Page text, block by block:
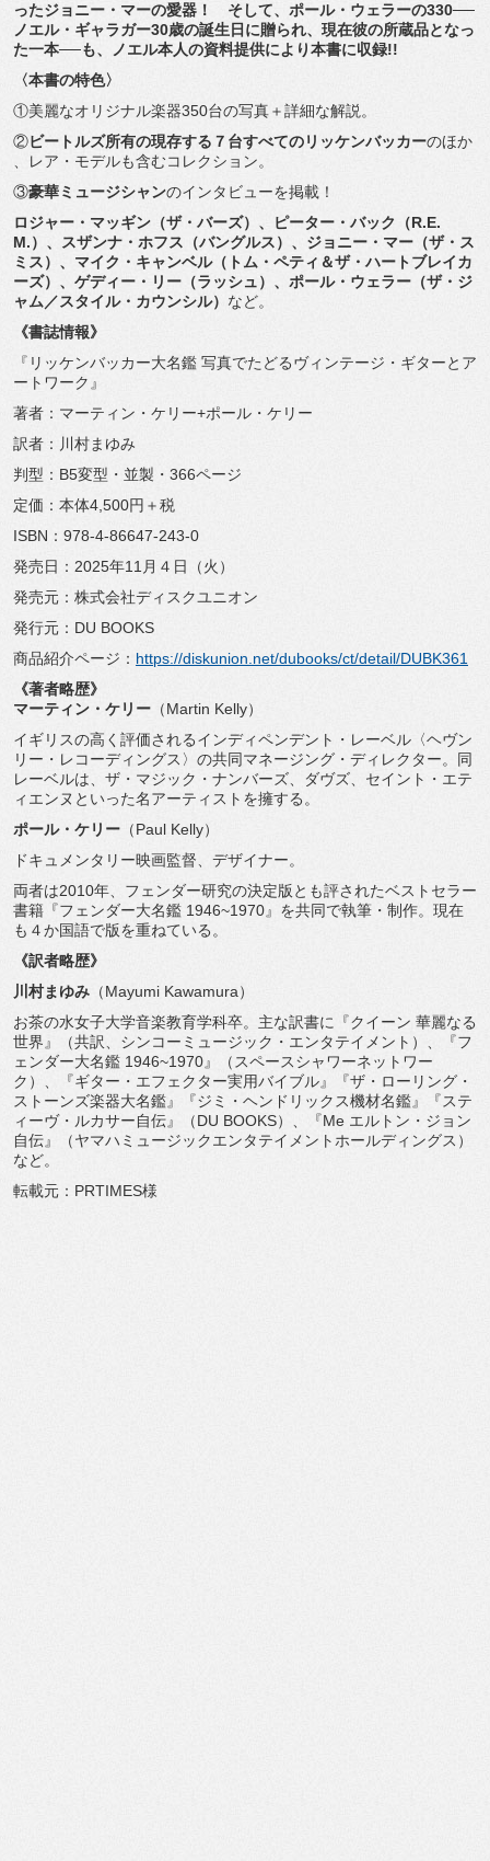
ったジョニー・マーの愛器！ そして、ポール・ウェラーの330──
ノエル・ ギャラガー30歳の誕生日に贈られ、 現在彼の所蔵品となっ
た一本──も、
ノエル本人の資料提供により本書に収録!!
〈本書の特色〉
①美麗なオリジナル楽器350台の写真＋詳細な解説。
②ビートルズ所有の現存する７台すべてのリッケンバッカーのほか
、レア・モデルも含むコレクション。
③豪華ミュージシャンのインタビューを掲載！
ロジャー・マッギン（ザ・バーズ）、ピーター・バック（R.E.
M.）、スザンナ・ホフス（バングルス）、ジョニー・マー（ザ・ ス
ミス）、マイク・キャンベル（トム・ペティ＆ザ・ハートブレイカ
ーズ）、ゲディー・リー（ラッシュ）、ポール・ ウェラー（ザ・ジ
ャム／スタイル・カウンシル） など。
《書誌情報》
『リッケンバッカー大名鑑 写真でたどるヴィンテージ・ギターとア
ートワーク』
著者：マーティン・ケリー+ポール・ケリー
訳者：川村まゆみ
判型：B5変型・並製・366ページ
定価：本体4,500円＋税
ISBN：978-4-86647-243-0
発売日：2025年11月４日（火）
発売元：株式会社ディスクユニオン
発行元：DU BOOKS
商品紹介ページ： https://diskunion.net/dubooks/ct/detail/DUBK361
《著者略歴》
マーティン・ケリー （Martin Kelly）
イギリスの高く評価されるインディペンデント・レーベル〈ヘヴン
リー・レコーディングス〉の共同マネージング・ ディレクター。同
レーベルは、ザ・マジック・ナンバーズ、
ダヴズ、セイント・ エテ
ィエンヌといった名アーティストを擁する。
ポール・ケリー （Paul Kelly）
ドキュメンタリー映画監督、デザイナー。
両者は2010年、 フェンダー研究の決定版とも評されたベストセラー
書籍『フェンダー大名鑑 1946~1970』を共同で執筆・制作。 現在
も４か国語で版を重ねている。
《訳者略歴》
川村まゆみ （Mayumi Kawamura）
お茶の水女子大学音楽教育学科卒。主な訳書に『クイーン 華麗なる
世界』（共訳、シンコーミュージック・ エンタテイメント）、『フ
ェンダー大名鑑 1946~1970』（スペースシャワーネットワー
ク）、『ギター・エフェクター実用バイブル』『ザ・ローリング・
ストーンズ楽器大名鑑』『ジミ・ヘンドリックス機材名鑑』『ステ
ィーヴ・ルカサー自伝』（DU BOOKS）、『Me エルトン・ジョン
自伝』（ヤマハミュージックエンタテイメントホールディングス）
など。
転載元：PRTIMES様